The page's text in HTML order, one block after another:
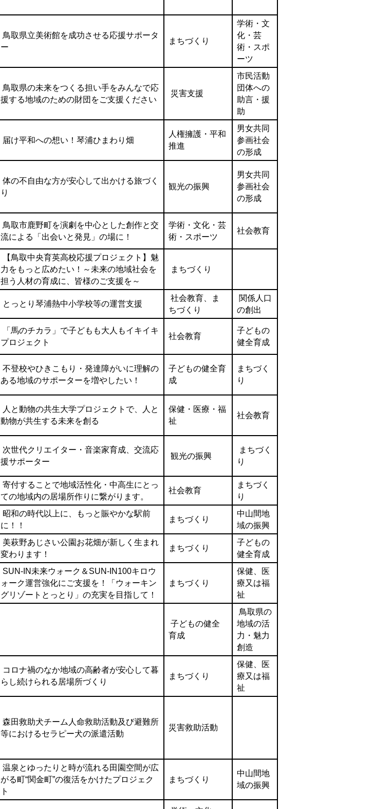
鳥取県立美術館を成功させる応援サポータ
ー
まちづくり
学術・文
化・芸
術・スポ
ーツ
鳥取県の未来をつくる担い手をみんなで応
援する地域のための財団をご支援ください
災害支援
市民活動
団体への
助言・援
助
届け平和への想い！琴浦ひまわり畑
人権擁護・平和
推進
男女共同
参画社会
の形成
体の不自由な方が安心して出かける旅づく
り
観光の振興
男女共同
参画社会
の形成
鳥取市鹿野町を演劇を中心とした創作と交
流による「出会いと発見」の場に！
学術・文化・芸
術・スポーツ
社会教育
【鳥取中央育英高校応援プロジェクト】魅
力をもっと広めたい！～未来の地域社会を
担う人材の育成に、皆様のご支援を～
まちづくり
とっとり琴浦熱中小学校等の運営支援
社会教育、ま
ちづくり
関係人口
の創出
「馬のチカラ」で子どもも大人もイキイキ
プロジェクト
社会教育
子どもの
健全育成
不登校やひきこもり・発達障がいに理解の
ある地域のサポーターを増やしたい！
子どもの健全育
成
まちづく
り
人と動物の共生大学プロジェクトで、人と
動物が共生する未来を創る
保健・医療・福
祉
社会教育
次世代クリエイター・音楽家育成、交流応
援サポーター
観光の振興
まちづく
り
寄付することで地域活性化・中高生にとっ
ての地域内の居場所作りに繋がります。
社会教育
まちづく
り
昭和の時代以上に、もっと賑やかな駅前
に！！
まちづくり
中山間地
域の振興
美萩野あじさい公園お花畑が新しく生まれ
変わります！
まちづくり
子どもの
健全育成
SUN-IN未来ウォーク＆SUN-IN100キロウ
ォーク運営強化にご支援を！「ウォーキン
グリゾートとっとり」の充実を目指して！
まちづくり
保健、医
療又は福
祉
子どもの健全
育成
鳥取県の
地域の活
力・魅力
創造
コロナ禍のなか地域の高齢者が安心して暮
らし続けられる居場所づくり
まちづくり
保健、医
療又は福
祉
森田救助犬チーム人命救助活動及び避難所
等におけるセラピー犬の派遣活動
災害救助活動
温泉とゆったりと時が流れる田園空間が広
がる町“関金町”の復活をかけたプロジェク
ト
まちづくり
中山間地
域の振興